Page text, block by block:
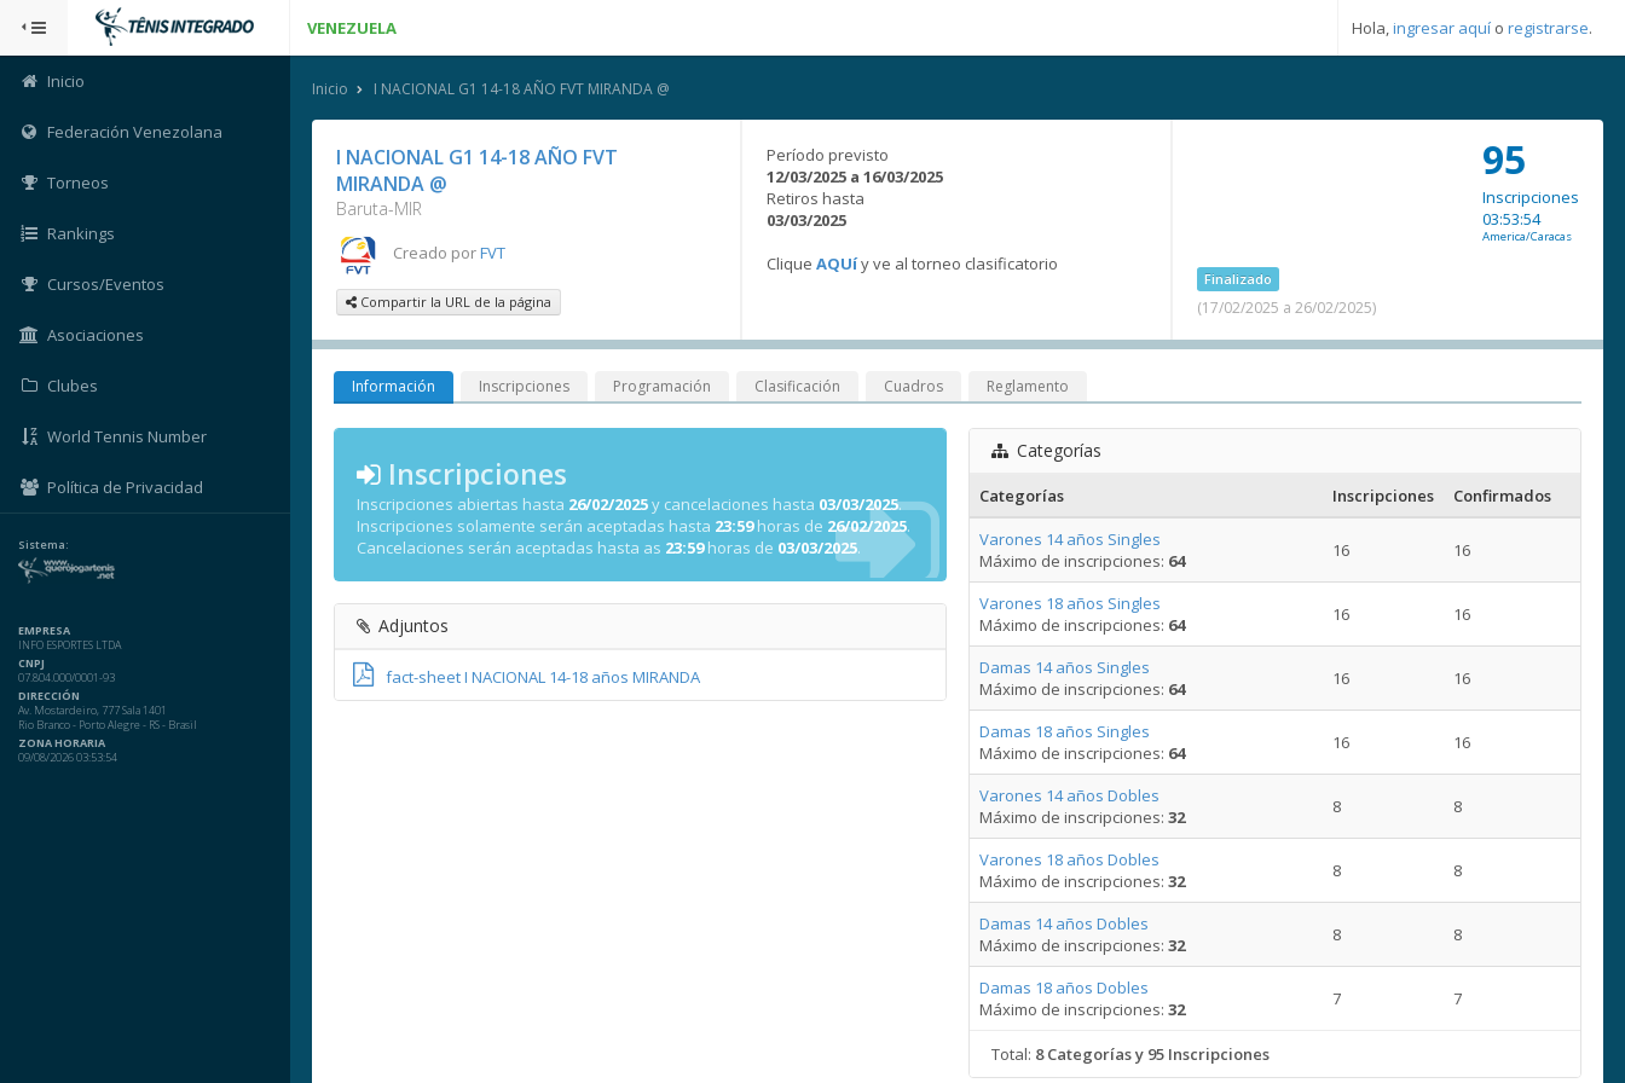
VENEZUELA Hola,ingresar aquí o registrarse.
Inicio
Federación Venezolana
Torneos
Rankings
Cursos/Eventos
Asociaciones
Clubes
World Tennis Number
Política de Privacidad
Sistema:
EMPRESA
INFO ESPORTES LTDA
CNPJ
07.804.000/0001-93
DIRECCIÓN
Av. Mostardeiro, 777 Sala 1401
Rio Branco - Porto Alegre - RS - Brasil
ZONA HORARIA
09/08/2026 03:53:54
Inicio I NACIONAL G1 14-18 AÑO FVT MIRANDA @
I NACIONAL G1 14-18 AÑO FVT
MIRANDA @
Baruta-MIR
Creado porFVT
Compartir la URL de la página
Período previsto
12/03/2025 a 16/03/2025
Retiros hasta
03/03/2025
Clique AQUíy ve al torneo clasificatorio
Finalizado
(17/02/2025 a 26/02/2025)
95
Inscripciones
03:53:54
America/Caracas
Información Inscripciones Programación Clasificación Cuadros Reglamento
Inscripciones
Inscripciones abiertas hasta 26/02/2025y cancelaciones hasta 03/03/2025.
Inscripciones solamente serán aceptadas hasta 23:59horas de 26/02/2025.
Cancelaciones serán aceptadas hasta as 23:59horas de 03/03/2025.
Adjuntos
fact-sheet I NACIONAL 14-18 años MIRANDA
Categorías
Categorías Inscripciones
Confirmados
Varones 14 años Singles
Máximo de inscripciones: 64 16 16
Varones 18 años Singles
Máximo de inscripciones: 64 16 16
Damas 14 años Singles
Máximo de inscripciones: 64 16 16
Damas 18 años Singles
Máximo de inscripciones: 64 16 16
Varones 14 años Dobles
Máximo de inscripciones: 32 8 8
Varones 18 años Dobles
Máximo de inscripciones: 32 8 8
Damas 14 años Dobles
Máximo de inscripciones: 32 8 8
Damas 18 años Dobles
Máximo de inscripciones: 32 7 7
Total: 8 Categorías y 95 Inscripciones